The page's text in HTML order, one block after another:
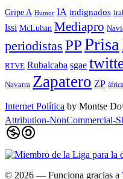
Gripe A Humor IA indignados
lssi McLuhan Mediapro
periodistas PPPrisa
RTVE Rubalcaba sgae
Navarra Zapatero ZP áfrica
Internet Política by Montse
Attribution-NonCommercial-
© 2026 — Funciona gracias a